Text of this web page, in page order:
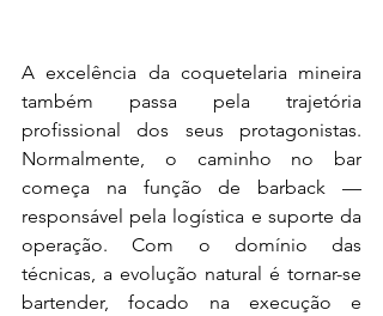
A excelência da coquetelaria mineira
também passa pela trajetória
profissional dos seus protagonistas.
Normalmente, o caminho no bar
começa na função de barback —
responsável pela logística e suporte da
operação. Com o domínio das
técnicas, a evolução natural é tornar-se
bartender, focado na execução e